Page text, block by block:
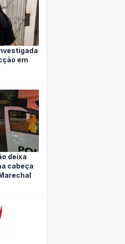
em
deixa
cabeça